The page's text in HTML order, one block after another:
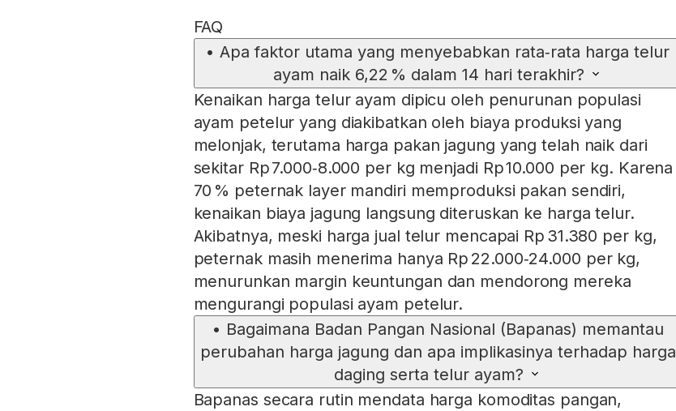
FAQ
• Apa faktor utama yang menyebabkan rata‑rata harga telur
ayam naik 6,22 % dalam 14 hari terakhir?
Kenaikan harga telur ayam dipicu oleh penurunan populasi
ayam petelur yang diakibatkan oleh biaya produksi yang
melonjak, terutama harga pakan jagung yang telah naik dari
sekitar Rp 7.000‑8.000 per kg menjadi Rp 10.000 per kg. Karena
70 % peternak layer mandiri memproduksi pakan sendiri,
kenaikan biaya jagung langsung diteruskan ke harga telur.
Akibatnya, meski harga jual telur mencapai Rp 31.380 per kg,
peternak masih menerima hanya Rp 22.000‑24.000 per kg,
menurunkan margin keuntungan dan mendorong mereka
mengurangi populasi ayam petelur.
• Bagaimana Badan Pangan Nasional (Bapanas) memantau
perubahan harga jagung dan apa implikasinya terhadap harga
daging serta telur ayam?
Bapanas secara rutin mendata harga komoditas pangan,